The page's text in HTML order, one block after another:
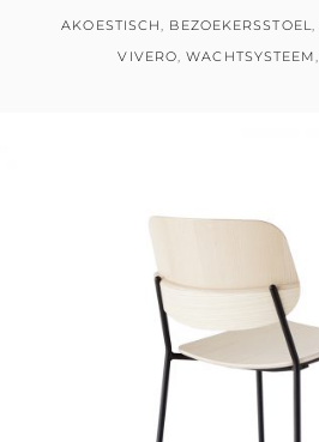
AKOESTISCH, BEZOEKERSSTOEL,
VIVERO,WACHTSYSTEEM,